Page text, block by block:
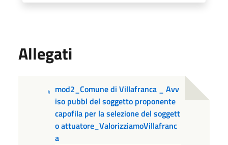
Allegati
mod2_Comune di Villafranca _ Avv
iso pubbl del soggetto proponente
capofila per la selezione del soggett
o attuatore_ValorizziamoVillafranc
a